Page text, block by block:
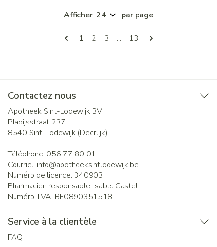
Pages
Vous lisez actuellement la page
1 Page
2 Page
3 ... Page
13
Afficher par page
Contactez nous
Apotheek Sint-Lodewijk BV
Pladijsstraat 237
8540 Sint-Lodewijk (Deerlijk)
Téléphone: 056 77 80 01
Courriel: info@apotheeksintlodewijk.be
Numéro de licence: 340903
Pharmacien responsable: Isabel Castel
Numéro TVA: BE0890351518
Service à la clientèle
FAQ